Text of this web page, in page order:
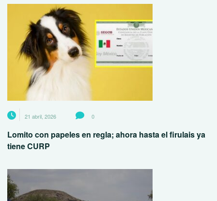
21 abril, 2026 0
Lomito con papeles en regla; ahora hasta el firulais ya
tiene CURP